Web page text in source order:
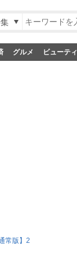
グルメ ビューティ
常版】2